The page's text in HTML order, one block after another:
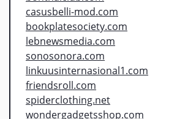
casusbelli-mod.com
bookplatesociety.com
lebnewsmedia.com
sonosonora.com
linkuusinternasional1.com
friendsroll.com
spiderclothing.net
wondergadgetsshop.com